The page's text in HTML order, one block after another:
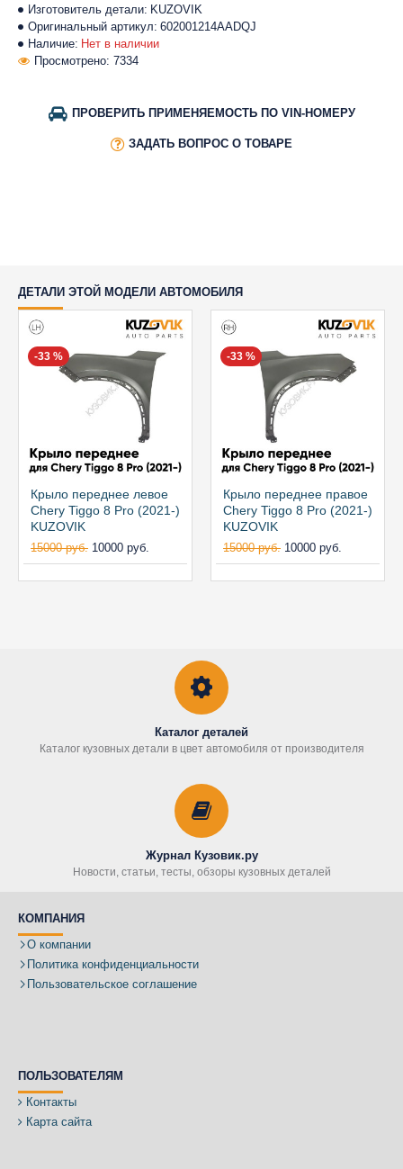
Наличие: Нет в наличии
Изготовитель детали: KUZOVIK
Оригинальный артикул: 602001214AADQJ
Просмотрено: 7334
ПРОВЕРИТЬ ПРИМЕНЯЕМОСТЬ ПО VIN-НОМЕРУ
ЗАДАТЬ ВОПРОС О ТОВАРЕ
ДЕТАЛИ ЭТОЙ МОДЕЛИ АВТОМОБИЛЯ
-33 %
Крыло переднее левое
Chery Tiggo 8 Pro (2021-)
KUZOVIK
15000 руб. 10000 руб.
-33 %
Крыло переднее правое
Chery Tiggo 8 Pro (2021-)
KUZOVIK
15000 руб. 10000 руб.
Каталог деталей
Каталог кузовных детали в цвет автомобиля от производителя
Журнал Кузовик.ру
Новости, статьи, тесты, обзоры кузовных деталей
КОМПАНИЯ
О компании
Политика конфиденциальности
Пользовательское соглашение
ПОЛЬЗОВАТЕЛЯМ
Контакты
Карта сайта